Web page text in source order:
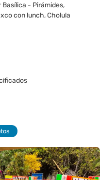
Basílica - Pirámides,
con lunch, Cholula